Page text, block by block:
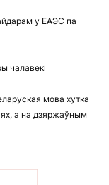
у ЕАЭС па
чалавекі
мова хутка
а на дзяржаўным